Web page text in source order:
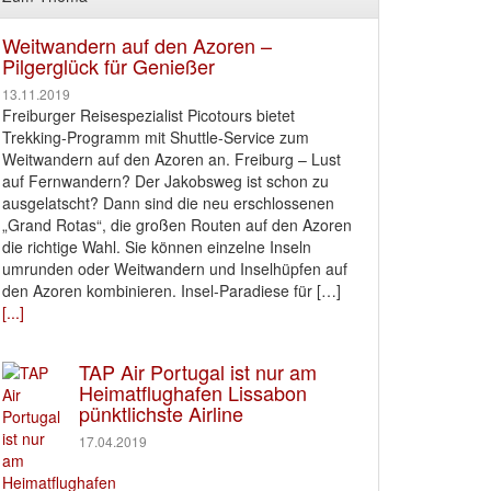
Weitwandern auf den Azoren –
Pilgerglück für Genießer
13.11.2019
Freiburger Reisespezialist Picotours bietet
Trekking-Programm mit Shuttle-Service zum
Weitwandern auf den Azoren an. Freiburg – Lust
auf Fernwandern? Der Jakobsweg ist schon zu
ausgelatscht? Dann sind die neu erschlossenen
„Grand Rotas“, die großen Routen auf den Azoren
die richtige Wahl. Sie können einzelne Inseln
umrunden oder Weitwandern und Inselhüpfen auf
den Azoren kombinieren. Insel-Paradiese für […]
[...]
TAP Air Portugal ist nur am
Heimatflughafen Lissabon
pünktlichste Airline
17.04.2019